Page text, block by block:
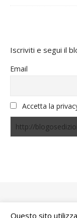
Iscriviti e segui il
Email
Accetta la
Questo sito